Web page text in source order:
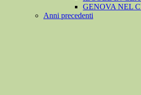
GENOVA NEL
Anni precedenti